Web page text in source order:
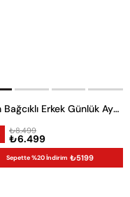
Siyah Bağcıklı Erkek Günlük Ayakkabı
₺6.499
₺8.499
Sepette %20 İndirim ₺5199